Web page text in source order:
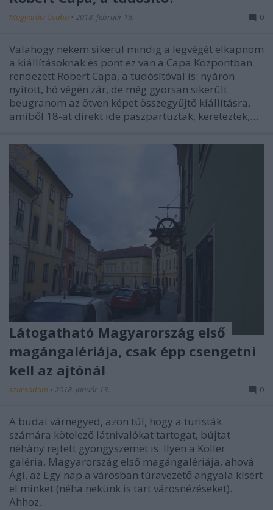
Magyarósi Csaba • 2018. február 16. 0
Valahogy nekem sikerül mindig a legvégét elkapnom
a kiállításoknak és pont ez van a Capa Központban
rendezett Robert Capa, a tudósítóval is: nyáron
nyitott, hó végén zár, de még gyorsan sikerült
beugranom az ötven képet összegyűjtő kiállításra,
amiből 18-at direkt ide paszpartuztak, kereteztek,…
Látogatható Magyarország első
magángalériája, csak épp csengetni
kell az ajtónál
szucsadam • 2018. január 13. 0
A budai várnegyed, azon túl, hogy a turisták
számára kötelező látnivalókat tartogat, bújtat
néhány rejtett gyöngyszemet is. Ilyen a Koller
galéria, Magyarország első magángalériája, ahová
Ági, az Egy nap a városban túravezető angyala kísért
el minket (néha nekünk is tart városnézéseket).
Ahhoz,…